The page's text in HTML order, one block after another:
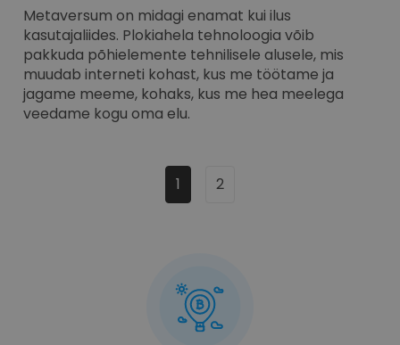
Metaversum on midagi enamat kui ilus
kasutajaliides. Plokiahela tehnoloogia võib
pakkuda põhielemente tehnilisele alusele, mis
muudab interneti kohast, kus me töötame ja
jagame meeme, kohaks, kus me hea meelega
veedame kogu oma elu.
1 2